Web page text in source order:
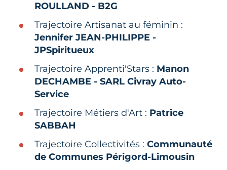
ROULLAND - B2G
Trajectoire Artisanat au féminin :
Jennifer JEAN-PHILIPPE -
JPSpiritueux
Trajectoire Apprenti'Stars : Manon
DECHAMBE - SARL Civray Auto-
Service
Trajectoire Métiers d'Art : Patrice
SABBAH
Trajectoire Collectivités : Communauté
de Communes Périgord-Limousin